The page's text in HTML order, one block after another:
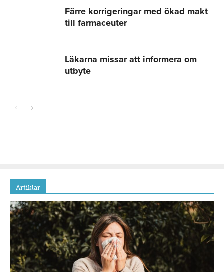
Färre korrigeringar med ökad makt
till farmaceuter
Läkarna missar att informera om
utbyte
Artiklar